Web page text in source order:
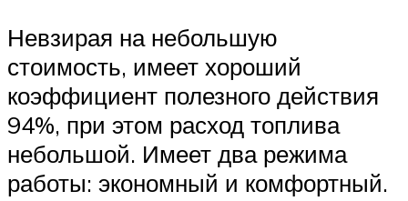
Невзирая на небольшую
стоимость, имеет хороший
коэффициент полезного действия
94%, при этом расход топлива
небольшой. Имеет два режима
работы: экономный и комфортный.